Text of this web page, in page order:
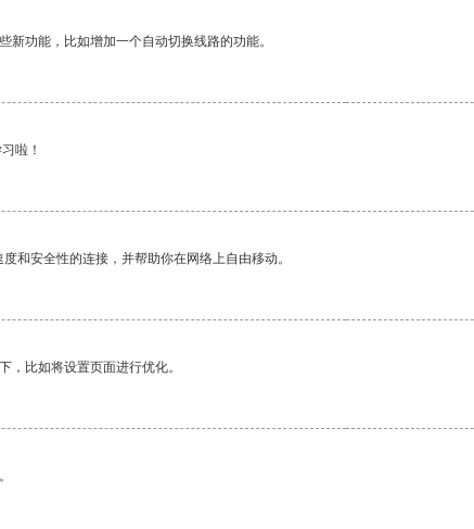
功能，比如增加一个自动切换线路的功能。
啦！
和安全性的连接，并帮助你在网络上自由移动。
，比如将设置页面进行优化。